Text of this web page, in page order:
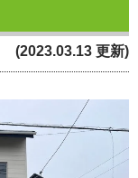
(2023.03.13 更新)